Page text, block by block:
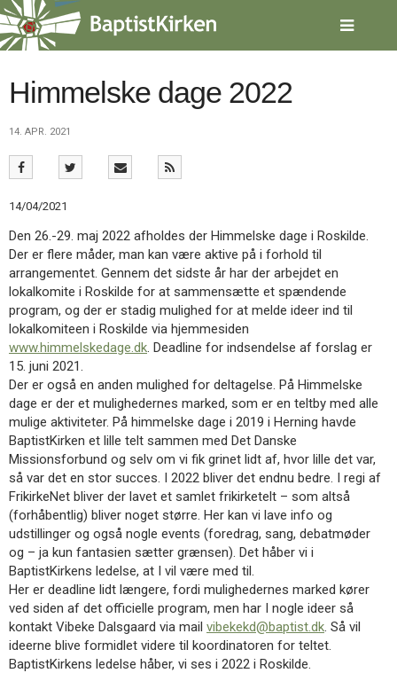
Spring
menu
over
gå
tilbage
forsiden
2.0:
Nyheder
3.0:
Kalender
4.0:
Inspiration
5.0:
Værktøjskassen
6.0:
Mission
7.0:
Om
BaptistKirken
8.0:
Kontakt
9.0:
Forside
10.0:
Nyheder
11.0:
Kalender
12.0:
Inspiration
13.0:
Værktøjskassen
14.0:
Mission
15.0:
Om
BaptistKirken
16.0:
Kontakt
Næste
indlæg:
Corona-
retningslinjerForrige
indlæg:
Bøn
for
Himmelske dage 2022
14. APR. 2021
14/04/2021
Den 26.-29. maj 2022 afholdes der Himmelske dage i Roskilde.
Der er flere måder, man kan være aktive på i forhold til
arrangementet. Gennem det sidste år har der arbejdet en
lokalkomite i Roskilde for at sammensætte et spændende
program, og der er stadig mulighed for at melde ideer ind til
lokalkomiteen i Roskilde via hjemmesiden
www.himmelskedage.dk. Deadline for indsendelse af forslag er
15. juni 2021.
Der er også en anden mulighed for deltagelse. På Himmelske
dage er der et mulighedernes marked, som er en teltby med alle
mulige aktiviteter. På himmelske dage i 2019 i Herning havde
BaptistKirken et lille telt sammen med Det Danske
Missionsforbund og selv om vi fik grinet lidt af, hvor lille det var,
så var det en stor succes. I 2022 bliver det endnu bedre. I regi af
FrikirkeNet bliver der lavet et samlet frikirketelt – som altså
(forhåbentlig) bliver noget større. Her kan vi lave info og
udstillinger og også nogle events (foredrag, sang, debatmøder
og – ja kun fantasien sætter grænsen). Det håber vi i
BaptistKirkens ledelse, at I vil være med til.
Her er deadline lidt længere, fordi mulighedernes marked kører
ved siden af det officielle program, men har I nogle ideer så
kontakt Vibeke Dalsgaard via mail vibekekd@baptist.dk. Så vil
ideerne blive formidlet videre til koordinatoren for teltet.
BaptistKirkens ledelse håber, vi ses i 2022 i Roskilde.